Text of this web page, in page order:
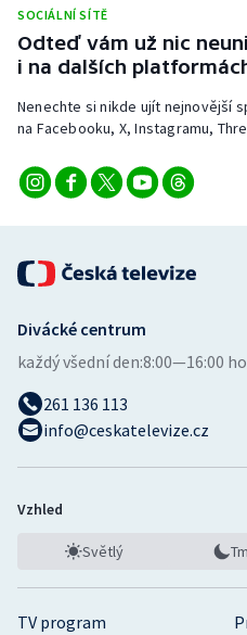
SOCIÁLNÍ SÍTĚ
Odteď vám už nic
i na dalších
Nenechte si nikde ujít nejnovější
na Facebooku, X, Instagramu,
TV program
Divácké centrum
každý všední den:8:00—16:00
261 136 113
info@ceskatelevize.cz
Vzhled
Světlý